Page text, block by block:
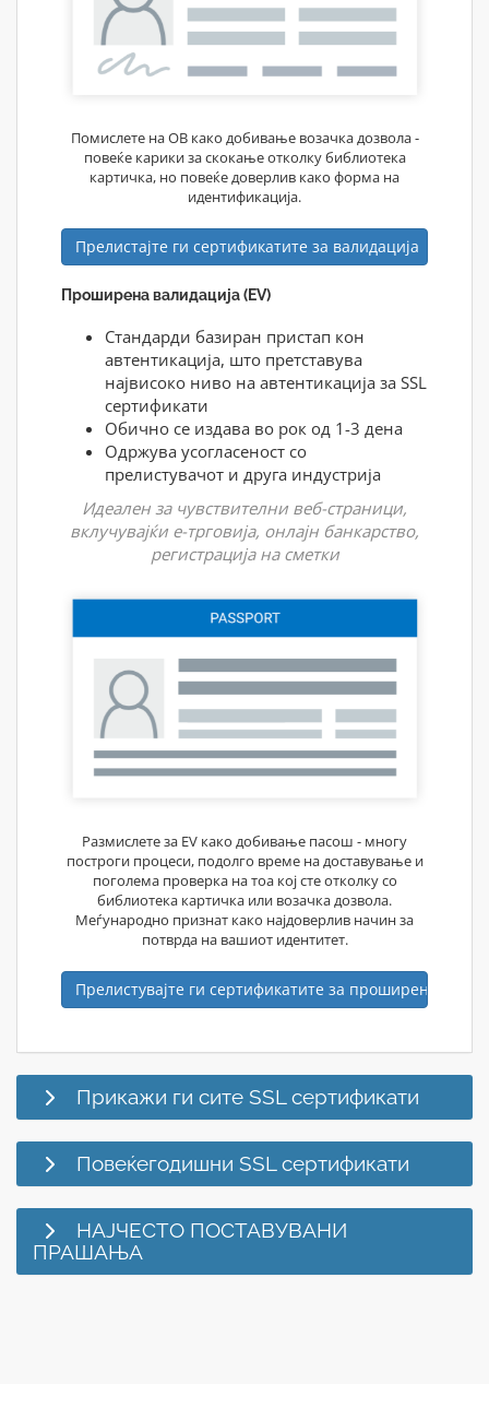
Помислете на ОВ како добивање возачка дозвола -
повеќе карики за скокање отколку библиотека
картичка, но повеќе доверлив како форма на
идентификација.
Прелистајте ги сертификатите за валидација
Проширена валидација (EV)
Стандарди базиран пристап кон
автентикација, што претставува
највисоко ниво на автентикација за SSL
сертификати
Обично се издава во рок од 1-3 дена
Одржува усогласеност со
прелистувачот и друга индустрија
Идеален за чувствителни веб-страници,
вклучувајќи е-трговија, онлајн банкарство,
регистрација на сметки
Размислете за EV како добивање пасош - многу
построги процеси, подолго време на доставување и
поголема проверка на тоа кој сте отколку со
библиотека картичка или возачка дозвола.
Меѓународно признат како најдоверлив начин за
потврда на вашиот идентитет.
Прелистувајте ги сертификатите за проширена
Прикажи ги сите SSL сертификати
Повеќегодишни SSL сертификати
НАЈЧЕСТО ПОСТАВУВАНИ
ПРАШАЊА